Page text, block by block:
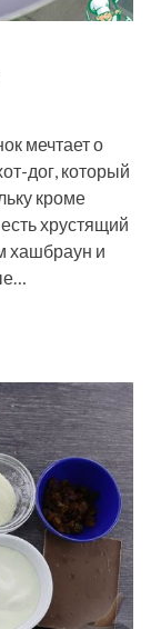
мечтает о
дог, который
кроме
хрустящий
хашбраун и